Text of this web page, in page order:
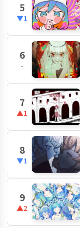
5
▼1
6
-
7
▲1
8
▼1
9
▲2